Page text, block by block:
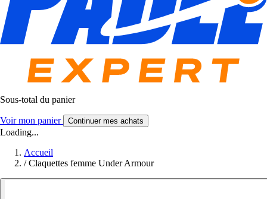
Sous-total du panier
Voir mon panier Continuer mes achats
Loading...
Accueil
/ Claquettes femme Under Armour